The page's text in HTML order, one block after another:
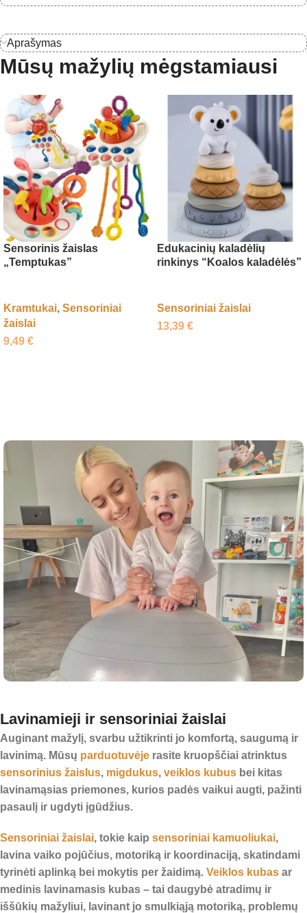
Aprašymas
Mūsų mažylių mėgstamiausi
Sensorinis žaislas
„Temptukas”
Kramtukai, Sensoriniai
žaislai
9,49 €
Edukacinių kaladėlių
rinkinys “Koalos kaladėlės”
Sensoriniai žaislai
13,39 €
Lavinamieji ir sensoriniai žaislai
Auginant mažylį, svarbu užtikrinti jo komfortą, saugumą ir
lavinimą. Mūsų parduotuvėje rasite kruopščiai atrinktus
sensorinius žaislus, migdukus, veiklos kubus bei kitas
lavinamąsias priemones, kurios padės vaikui augti, pažinti
pasaulį ir ugdyti įgūdžius.
Sensoriniai žaislai, tokie kaip sensoriniai kamuoliukai,
lavina vaiko pojūčius, motoriką ir koordinaciją, skatindami
tyrinėti aplinką bei mokytis per žaidimą. Veiklos kubas ar
medinis lavinamasis kubas – tai daugybė atradimų ir
iššūkių mažyliui, lavinant jo smulkiąją motoriką, problemų